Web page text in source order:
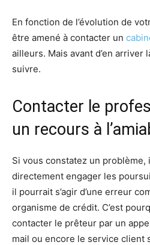
En fonction de l’évolution de
être amené à contacter un
ailleurs. Mais avant d’en arriver
suivre.
Contacter le
un recours à
Si vous constatez un problème,
directement engager les
il pourrait s’agir d’une erreur
organisme de crédit. C’est
contacter le prêteur par un
mail ou encore le service client